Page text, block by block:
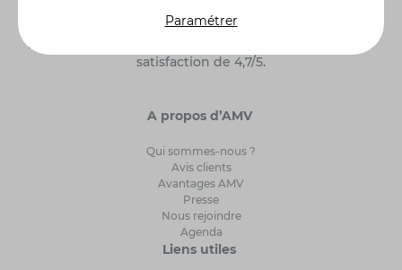
Scooter. AMV Assurance Moto sur 5243 clients
interrogés par Avis Vérifiés, AMV obtient une note de
satisfaction de 4,7/5.
A propos d’AMV
Qui sommes-nous ?
Avis clients
Avantages AMV
Presse
Nous rejoindre
Agenda
Liens utiles
Paramétrer